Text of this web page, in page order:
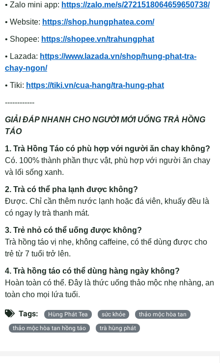
• Zalo mini app: https://zalo.me/s/2721518064659650738/
• Website: https://shop.hungphatea.com/
• Shopee: https://shopee.vn/trahungphat
• Lazada: https://www.lazada.vn/shop/hung-phat-tra-
chay-ngon/
• Tiki: https://tiki.vn/cua-hang/tra-hung-phat
------------
GIẢI ĐÁP NHANH CHO NGƯỜI MỚI UỐNG TRÀ HỒNG
TÁO
1. Trà Hồng Táo có phù hợp với người ăn chay không?
Có. 100% thành phần thực vật, phù hợp với người ăn chay
và lối sống xanh.
2. Trà có thể pha lạnh được không?
Được. Chỉ cần thêm nước lạnh hoặc đá viên, khuấy đều là
có ngay ly trà thanh mát.
3. Trẻ nhỏ có thể uống được không?
Trà hồng táo vị nhẹ, không caffeine, có thể dùng được cho
trẻ từ 7 tuổi trở lên.
4. Trà hồng táo có thể dùng hàng ngày không?
Hoàn toàn có thể. Đây là thức uống thảo mộc nhẹ nhàng, an
toàn cho mọi lứa tuổi.
Tags: Hùng Phát Tea sức khỏe
thảo mộc hòa tan
thảo mộc hòa tan hồng táo
trà hùng phát